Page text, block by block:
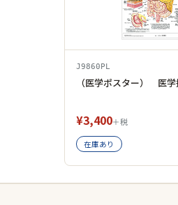
J9860PL
（医学ポスター） 医
¥3,400＋税
在庫あり